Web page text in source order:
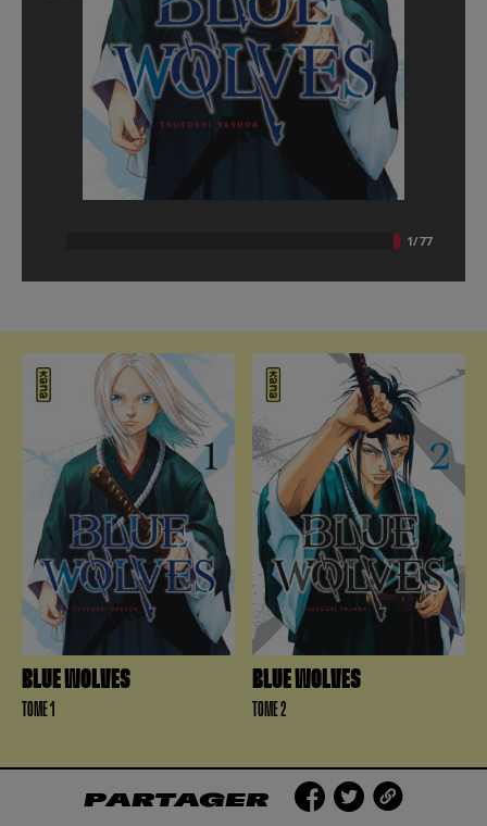
BLUE WOLVES
TOME 1
BLUE WOLVES
TOME 2
PARTAGER